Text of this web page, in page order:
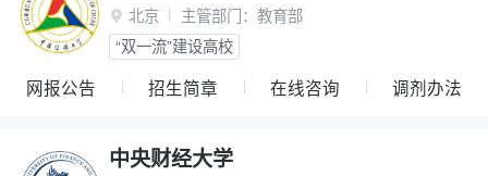
 北京 主管部门： 教育部
“双一流”建设高校
网报公告 招生简章 在线咨询 调剂办法
中央财经大学